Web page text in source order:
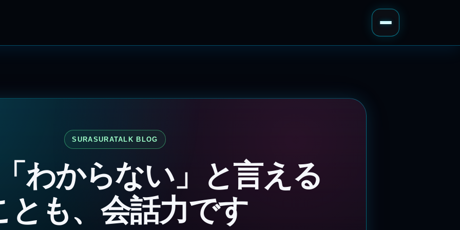
SURASURATALK BLOG
わからない」と言える
とも、会話力です